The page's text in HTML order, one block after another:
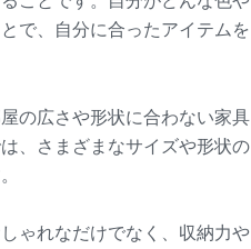
で、自分に合ったアイテムを
の広さや形状に合わない家具
、さまざまなサイズや形状の
ゃれなだけでなく、収納力や